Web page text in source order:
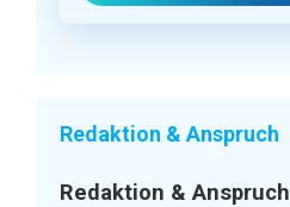
Redaktion & Anspruch
Redaktion & Anspruch